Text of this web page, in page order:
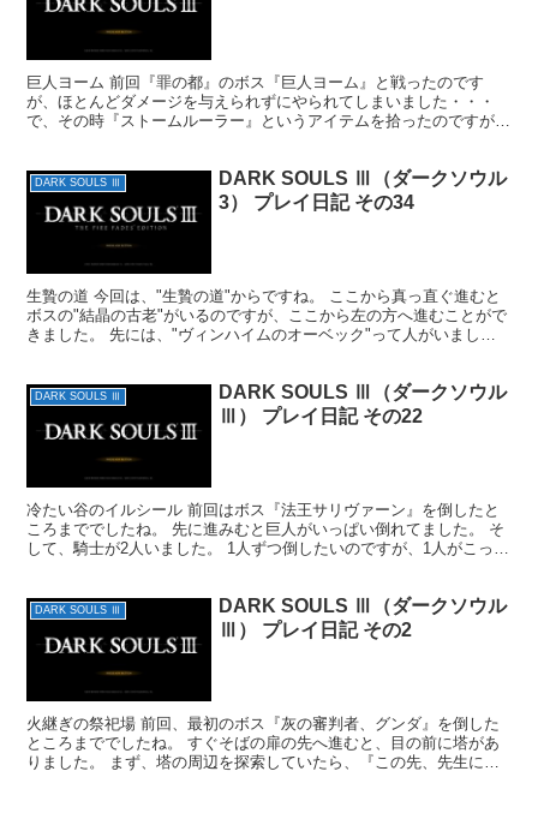
巨人ヨーム 前回『罪の都』のボス『巨人ヨーム』と戦ったのです
が、ほとんどダメージを与えられずにやられてしまいました・・・
で、その時『ストームルーラー』というアイテムを拾ったのですが、
DARK SOULS Ⅲ
DARK SOULS Ⅲ（ダークソウル
3） プレイ日記 その34
生贄の道 今回は、"生贄の道"からですね。 ここから真っ直ぐ進むと
ボスの"結晶の古老"がいるのですが、ここから左の方へ進むことがで
きました。 先には、"ヴィンハイムのオーベック"って人がいまし
DARK SOULS Ⅲ
DARK SOULS Ⅲ（ダークソウル
Ⅲ） プレイ日記 その22
冷たい谷のイルシール 前回はボス『法王サリヴァーン』を倒したと
ころまででしたね。 先に進みむと巨人がいっぱい倒れてました。 そ
して、騎士が2人いました。 1人ずつ倒したいのですが、1人がこっち
DARK SOULS Ⅲ
DARK SOULS Ⅲ（ダークソウル
Ⅲ） プレイ日記 その2
火継ぎの祭祀場 前回、最初のボス『灰の審判者、グンダ』を倒した
ところまででしたね。 すぐそばの扉の先へ進むと、目の前に塔があ
りました。 まず、塔の周辺を探索していたら、『この先、先生に注